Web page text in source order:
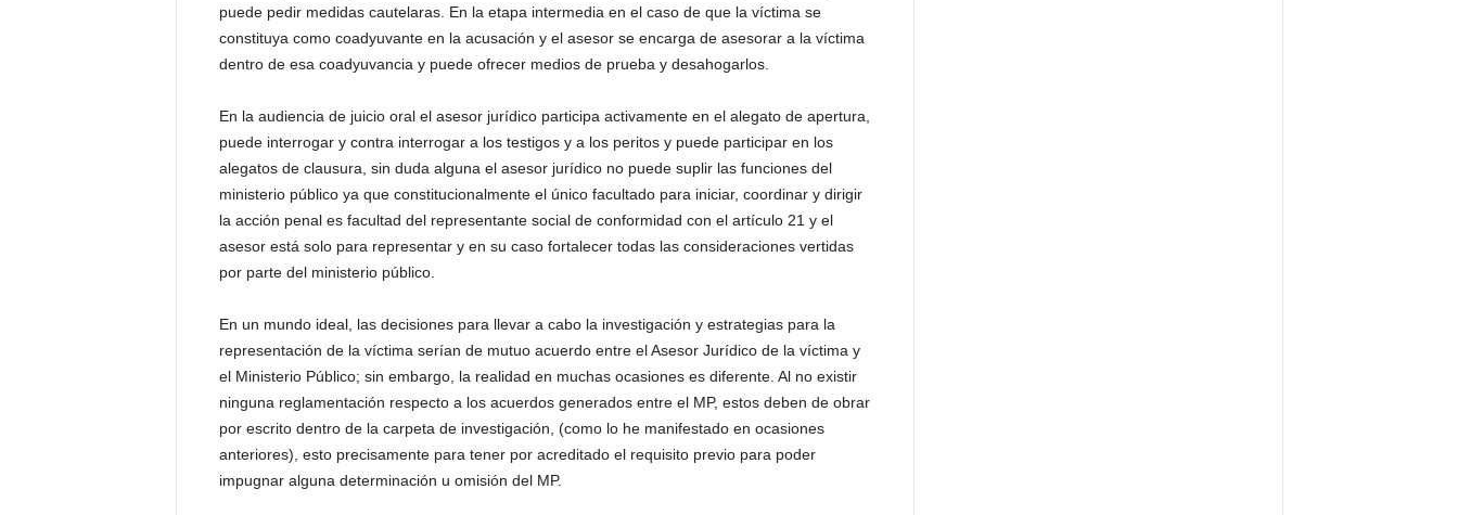
puede pedir medidas cautelaras. En la etapa intermedia en el caso de que la víctima se
constituya como coadyuvante en la acusación y el asesor se encarga de asesorar a la víctima
dentro de esa coadyuvancia y puede ofrecer medios de prueba y desahogarlos.
En la audiencia de juicio oral el asesor jurídico participa activamente en el alegato de apertura,
puede interrogar y contra interrogar a los testigos y a los peritos y puede participar en los
alegatos de clausura, sin duda alguna el asesor jurídico no puede suplir las funciones del
ministerio público ya que constitucionalmente el único facultado para iniciar, coordinar y dirigir
la acción penal es facultad del representante social de conformidad con el artículo 21 y el
asesor está solo para representar y en su caso fortalecer todas las consideraciones vertidas
por parte del ministerio público.
En un mundo ideal, las decisiones para llevar a cabo la investigación y estrategias para la
representación de la víctima serían de mutuo acuerdo entre el Asesor Jurídico de la víctima y
el Ministerio Público; sin embargo, la realidad en muchas ocasiones es diferente. Al no existir
ninguna reglamentación respecto a los acuerdos generados entre el MP, estos deben de obrar
por escrito dentro de la carpeta de investigación, (como lo he manifestado en ocasiones
anteriores), esto precisamente para tener por acreditado el requisito previo para poder
impugnar alguna determinación u omisión del MP.